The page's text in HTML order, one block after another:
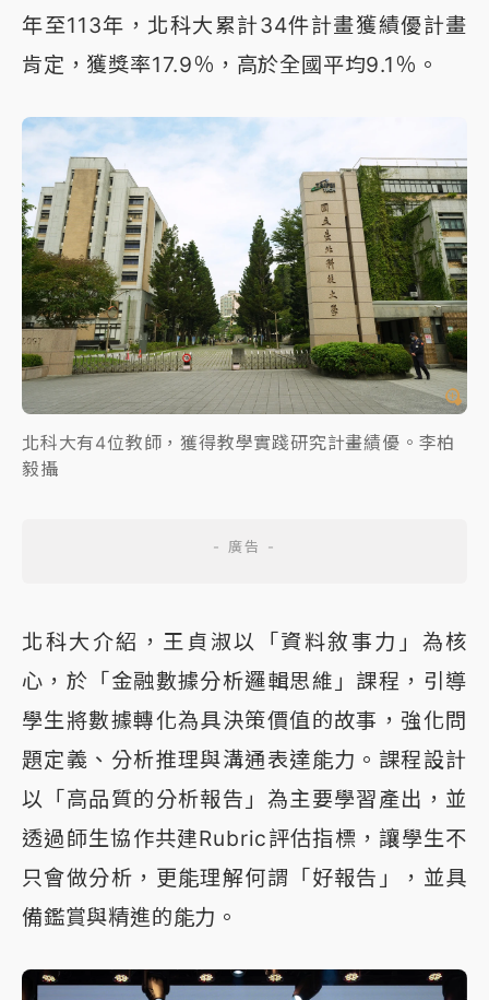
年至113年，北科大累計34件計畫獲績優計畫
肯定，獲獎率17.9％，高於全國平均9.1％。
北科大有4位教師，獲得教學實踐研究計畫績優。李柏
毅攝
北科大介紹，王貞淑以「資料敘事力」為核
心，於「金融數據分析邏輯思維」課程，引導
學生將數據轉化為具決策價值的故事，強化問
題定義、分析推理與溝通表達能力。課程設計
以「高品質的分析報告」為主要學習產出，並
透過師生協作共建Rubric評估指標，讓學生不
只會做分析，更能理解何謂「好報告」，並具
備鑑賞與精進的能力。